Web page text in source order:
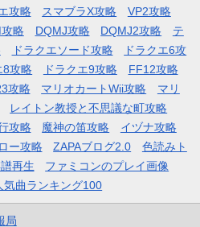
攻略 スマブラX攻略
VP2攻略
略
DQMJ攻略 DQMJ2攻略
テ
ドラクエソード攻略
ドラクエ6攻
8攻略 ドラクエ9攻略
FF12攻略
攻略 マリオカートWii攻略
マリ
レイトン教授と不思議な町攻略
攻略 魔神の笛攻略
イヅナ攻略
ー攻略 ZAPAブログ2.0
色読みト
再生
ファミコンのプレイ画像
気曲ランキング100
局